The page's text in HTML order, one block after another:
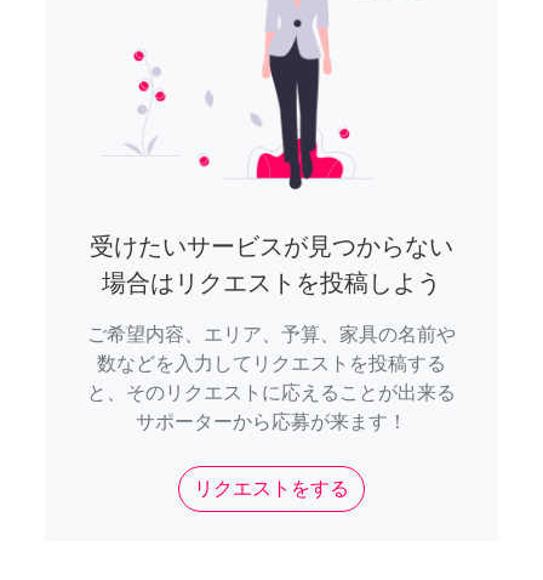
受けたいサービスが見つからない
場合はリクエストを投稿しよう
ご希望内容、エリア、予算、家具の名前や
数などを入力してリクエストを投稿する
と、そのリクエストに応えることが出来る
サポーターから応募が来ます！
リクエストをする